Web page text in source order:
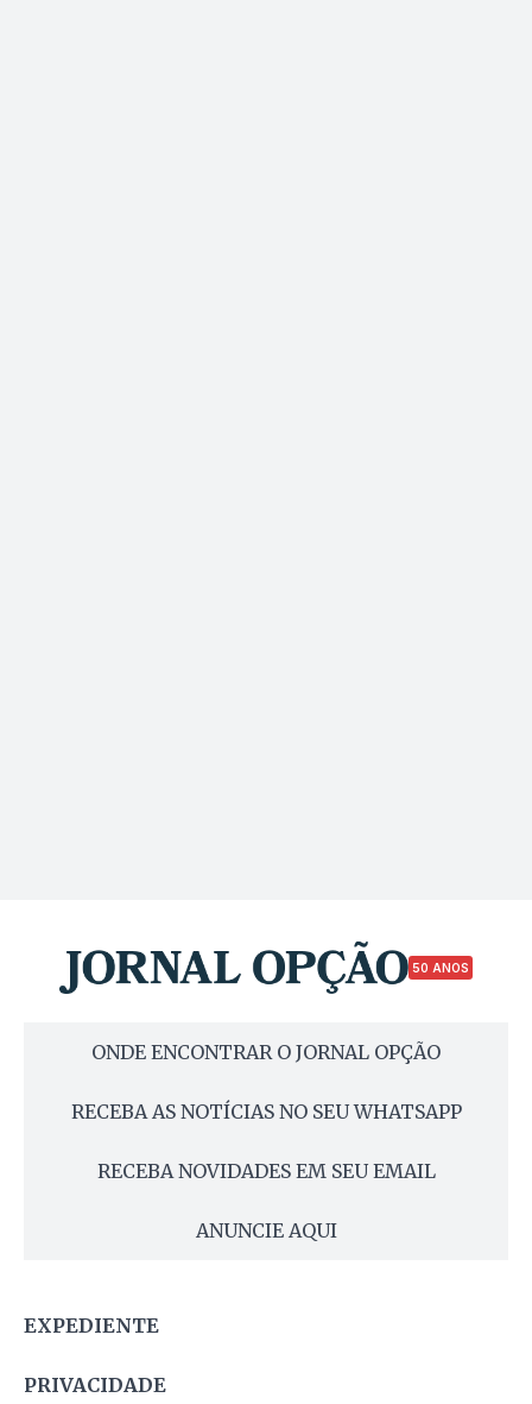
50 ANOS
ONDE ENCONTRAR O JORNAL OPÇÃO
RECEBA AS NOTÍCIAS NO SEU WHATSAPP
RECEBA NOVIDADES EM SEU EMAIL
ANUNCIE AQUI
EXPEDIENTE
PRIVACIDADE